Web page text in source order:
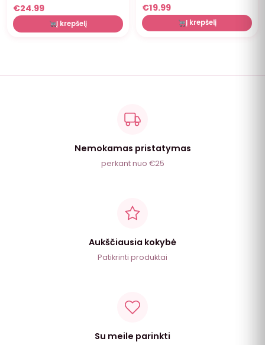
€24.99
Į krepšelį
€19.99
Į krepšelį
Nemokamas pristatymas
perkant nuo €25
Aukščiausia kokybė
Patikrinti produktai
Su meile parinkti